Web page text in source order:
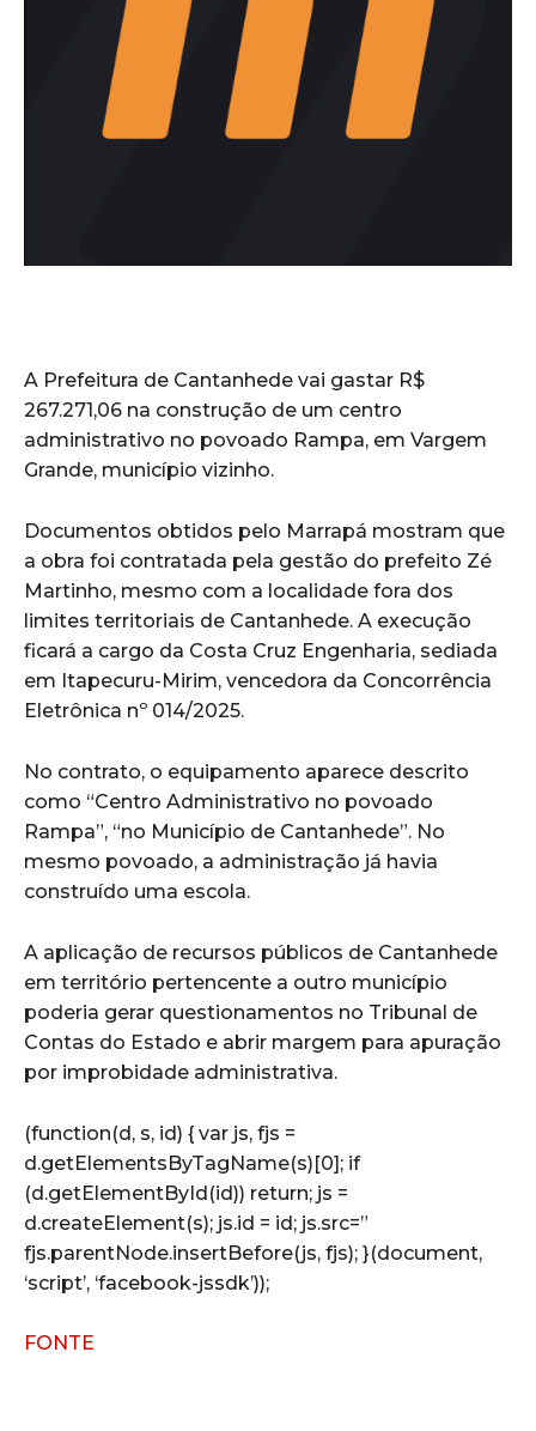
A Prefeitura de Cantanhede vai gastar R$
267.271,06 na construção de um centro
administrativo no povoado Rampa, em Vargem
Grande, município vizinho.
Documentos obtidos pelo Marrapá mostram que
a obra foi contratada pela gestão do prefeito Zé
Martinho, mesmo com a localidade fora dos
limites territoriais de Cantanhede. A execução
ficará a cargo da Costa Cruz Engenharia, sediada
em Itapecuru-Mirim, vencedora da Concorrência
Eletrônica nº 014/2025.
No contrato, o equipamento aparece descrito
como “Centro Administrativo no povoado
Rampa”, “no Município de Cantanhede”. No
mesmo povoado, a administração já havia
construído uma escola.
A aplicação de recursos públicos de Cantanhede
em território pertencente a outro município
poderia gerar questionamentos no Tribunal de
Contas do Estado e abrir margem para apuração
por improbidade administrativa.
(function(d, s, id) { var js, fjs =
d.getElementsByTagName(s)[0]; if
(d.getElementById(id)) return; js =
d.createElement(s); js.id = id; js.src=”
fjs.parentNode.insertBefore(js, fjs); }(document,
‘script’, ‘facebook-jssdk’));
FONTE